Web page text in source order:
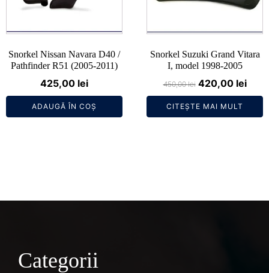
Snorkel Nissan Navara D40 /
Pathfinder R51 (2005-2011)
425,00 lei
ADAUGĂ ÎN COȘ
Snorkel Suzuki Grand Vitara
I, model 1998-2005
450,00lei Prețul
inițial
a
420,00 lei
CITEȘTE MAI MULT
Categorii